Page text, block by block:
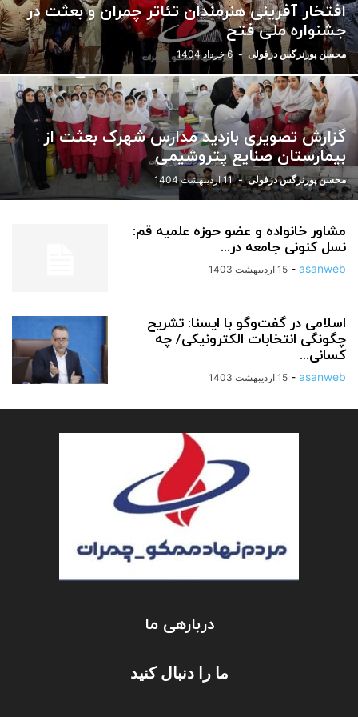
ورزشی یادداشت
افتخار آفرینی هنرمندان تئاتر چمران و بعثت در
جشنواره ملی فتح
محسن پورنرگس دزفولی - 6 خرداد 1404
گزارش تصویری بازدید مدارس شهرک بعثت از
بیمارستان صنایع پتروشیمی
محسن پورنرگس دزفولی - 11 اردیبهشت 1404
مشاور خانواده و عضو حوزه علمیه قم:
نسل کنونی جامعه در...
asanweb
- 15 اردیبهشت 1403
اسلامی در گفت‌وگو با ایسنا: تشریح
چگونگی انتخابات الکترونیکی/ چه
کسانی...
asanweb
- 15 اردیبهشت 1403
دربارهی ما
ما را دنبال کنید